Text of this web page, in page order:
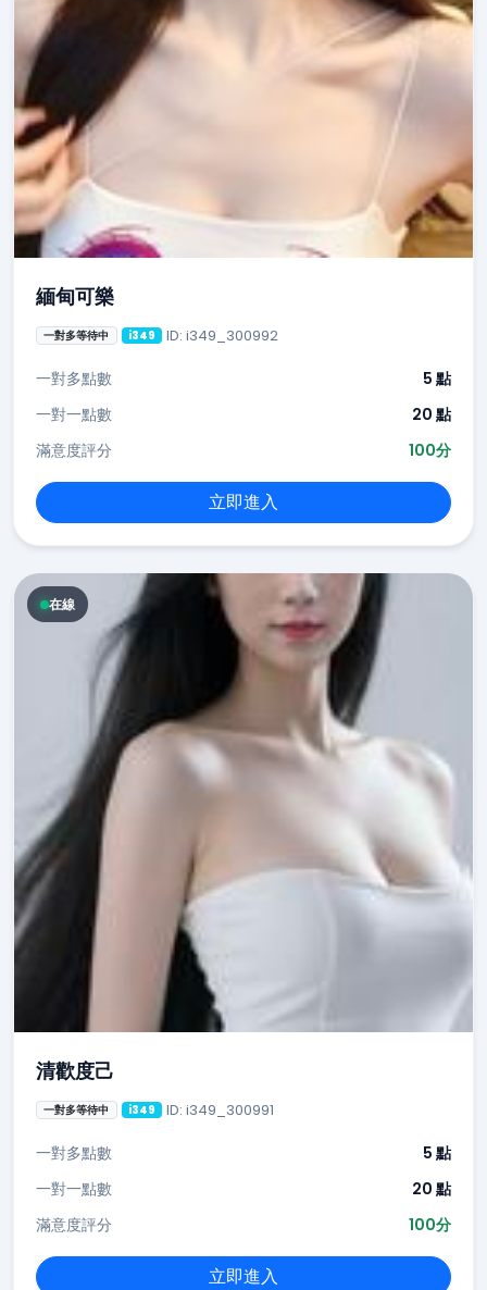
緬甸可樂
一對多等待中 i349 ID: i349_300992
一對多點數
5 點
一對一點數
20 點
滿意度評分
100分
立即進入
在線
清歡度己
一對多等待中 i349 ID: i349_300991
一對多點數
5 點
一對一點數
20 點
滿意度評分
100分
立即進入